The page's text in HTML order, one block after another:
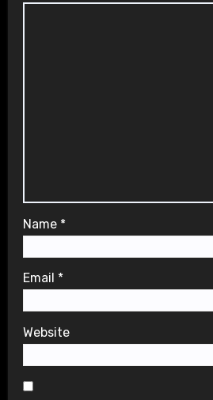
Name *
Email *
Website